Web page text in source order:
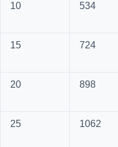
10 534
15 724
20 898
25 1062